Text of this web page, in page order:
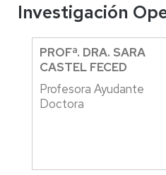
Investigación
PROFª. DRA. SARA
CASTEL FECED
Profesora Ayudante
Doctora